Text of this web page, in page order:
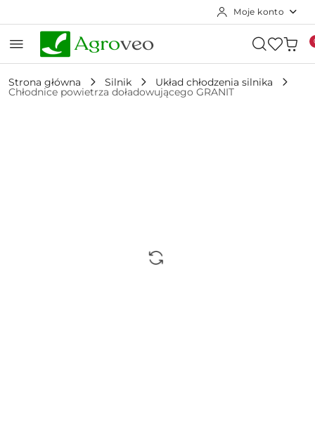
Moje konto
Strona główna Silnik Układ chłodzenia silnika
Chłodnice powietrza doładowującego GRANIT